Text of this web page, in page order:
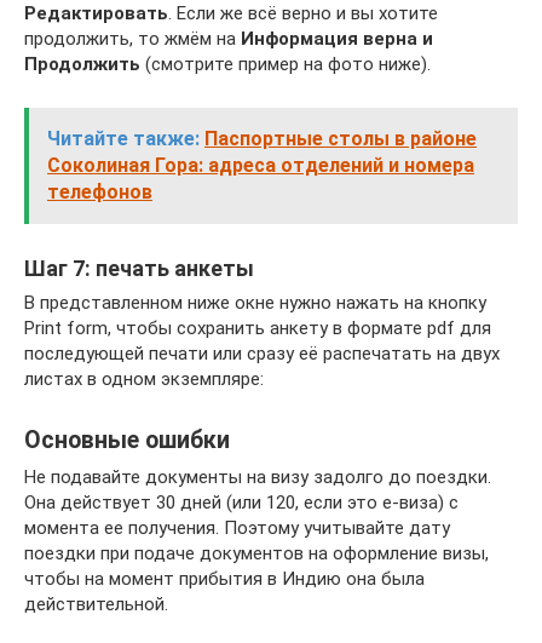
Редактировать. Если же всё верно и вы хотите
продолжить, то жмём на Информация верна и
Продолжить (смотрите пример на фото ниже).
Читайте также: Паспортные столы в районе
Соколиная Гора: адреса отделений и номера
телефонов
Шаг 7: печать анкеты
В представленном ниже окне нужно нажать на кнопку
Print form, чтобы сохранить анкету в формате pdf для
последующей печати или сразу её распечатать на двух
листах в одном экземпляре:
Основные ошибки
Не подавайте документы на визу задолго до поездки.
Она действует 30 дней (или 120, если это е-виза) с
момента ее получения. Поэтому учитывайте дату
поездки при подаче документов на оформление визы,
чтобы на момент прибытия в Индию она была
действительной.